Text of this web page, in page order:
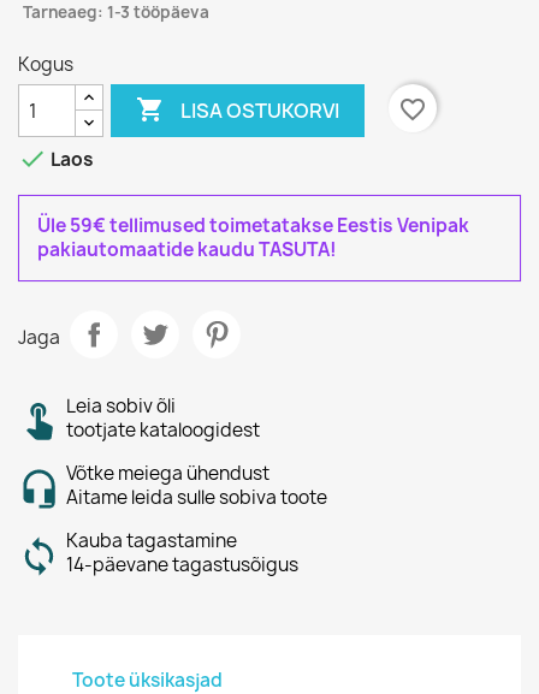
Tarneaeg: 1-3 tööpäeva
Kogus
 LISA OSTUKORVI
favorite_border
 Laos
Üle 59€ tellimused toimetatakse Eestis Venipak
pakiautomaatide kaudu TASUTA!
Jaga
Leia sobiv õli
tootjate kataloogidest
Võtke meiega ühendust
Aitame leida sulle sobiva toote
Kauba tagastamine
14-päevane tagastusõigus
Toote üksikasjad